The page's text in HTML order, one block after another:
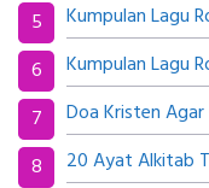
Kumpulan Lagu
Kumpulan Lagu
Doa Kristen
20 Ayat Alkitab